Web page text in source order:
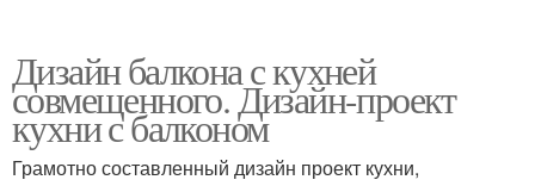
Дизайн балкона с кухней
совмещенного. Дизайн-проект
кухни с балконом
Грамотно составленный дизайн проект кухни,